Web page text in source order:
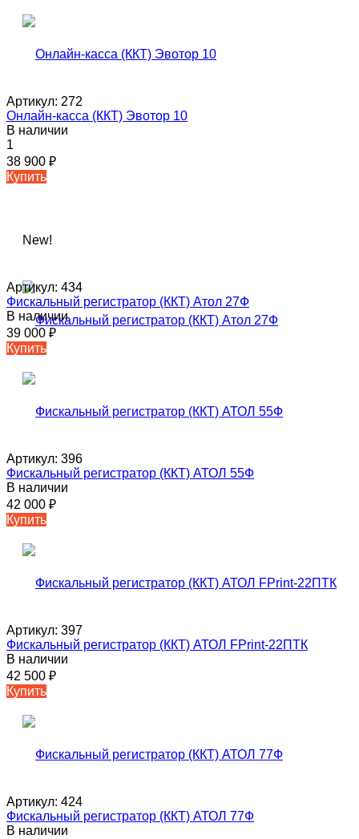
Артикул: 272
Онлайн-касса (ККТ) Эвотор 10
В наличии
1
38 900 ₽
Купить
New!
Артикул: 434
Фискальный регистратор (ККТ) Атол 27Ф
В наличии
39 000 ₽
Купить
Артикул: 396
Фискальный регистратор (ККТ) АТОЛ 55Ф
В наличии
42 000 ₽
Купить
Артикул: 397
Фискальный регистратор (ККТ) АТОЛ FPrint-22ПТК
В наличии
42 500 ₽
Купить
Артикул: 424
Фискальный регистратор (ККТ) АТОЛ 77Ф
В наличии